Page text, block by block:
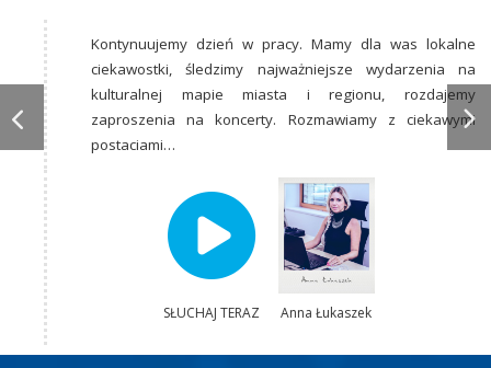
Kontynuujemy dzień w pracy. Mamy dla was lokalne
ciekawostki, śledzimy najważniejsze wydarzenia na
kulturalnej mapie miasta i regionu, rozdajemy
zaproszenia na koncerty. Rozmawiamy z ciekawymi
postaciami…
SŁUCHAJ TERAZ Anna Łukaszek